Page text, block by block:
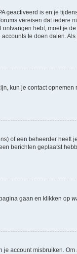
geactiveerd is en je
vereisen dat iedere
hebt, moet je
te doen dalen.
kun je contact opnemen
of een beheerder heeft
berichten geplaatst
gaan en klikken op
account misbruiken.